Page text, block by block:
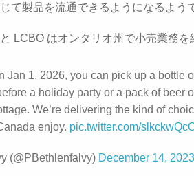
て製品を流通できるようになるよう
LCBO はオンタリオ州で小売業務を
Jan 1, 2026, you can pick up a bottle
a holiday party or a pack of beer
We’re delivering the kind of
enjoy. pic.twitter.com/
(@PBethlenfalvy) December 14, 2023